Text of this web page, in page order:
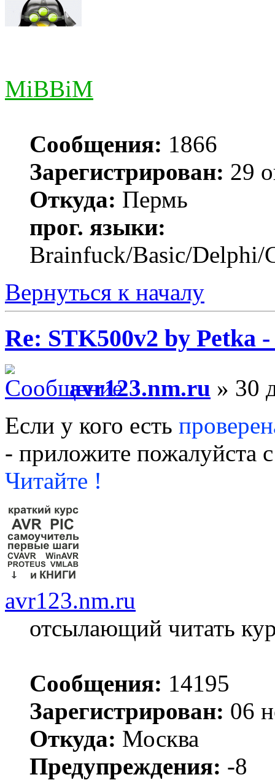
MiBBiM
Сообщения: 1866
Зарегистрирован: 29
Откуда: Пермь
прог. языки:
Brainfuck/Basic/Delphi/
Вернуться к началу
Re: STK500v2 by
avr123.nm.ru » 30
Если у кого есть
- приложите пожалуйста
Читайте !
avr123.nm.ru
отсылающий читать
Сообщения: 14195
Зарегистрирован: 06
Откуда: Москва
Предупреждения: -8